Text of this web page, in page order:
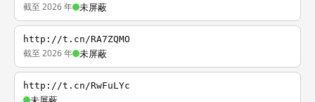
截至 2026 年 未屏蔽
http://t.cn/RA7ZQMO
截至 2026 年 未屏蔽
http://t.cn/RwFuLYc